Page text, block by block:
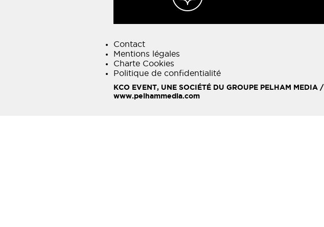
Contact
Mentions légales
Charte Cookies
Politique de confidentialité
KCO EVENT, UNE SOCIÉTÉ DU GROUPE PELHAM MEDIA /
www.pelhammedia.com